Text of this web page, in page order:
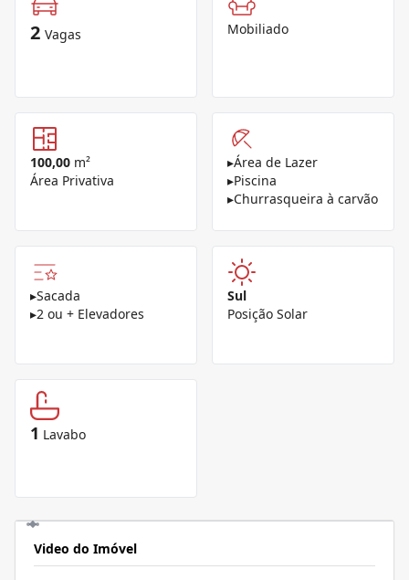
2 Vagas Mobiliado
100,00 m²
Área Privativa
▸Área de Lazer
▸Piscina
▸Churrasqueira à carvão
▸Sacada
▸2 ou + Elevadores
Sul
Posição Solar
1 Lavabo
Video do Imóvel